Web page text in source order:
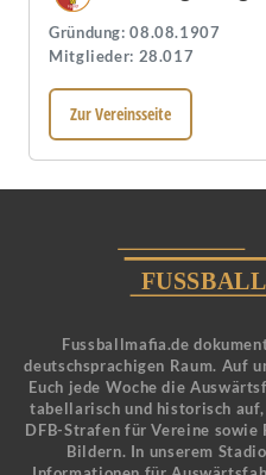
Gründung: 08.08.1907
Mitglieder: 28.017
Zur Vereinsseite
Fussballmafia.de
deutschsprachigen Raum. Auf
Euch jede Woche die
tabellarisch und historisch
DFB-Strafen für Vereine sowie
Bildern. In unserem